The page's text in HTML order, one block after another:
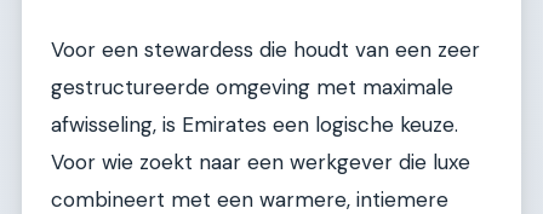
Voor een stewardess die houdt van een zeer
gestructureerde omgeving met maximale
afwisseling, is Emirates een logische keuze.
Voor wie zoekt naar een werkgever die luxe
combineert met een warmere, intiemere